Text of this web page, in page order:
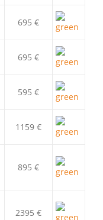
695 €
695 €
595 €
1159 €
895 €
2395 €